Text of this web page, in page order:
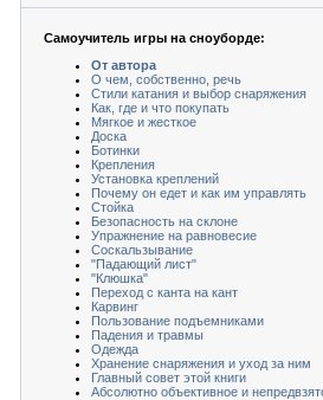
Самоучитель игры на сноуборде:
От автора
О чем, собственно, речь
Стили катания и выбор снаряжения
Как, где и что покупать
Мягкое и жесткое
Доска
Ботинки
Крепления
Установка креплений
Почему он едет и как им управлять
Стойка
Безопасность на склоне
Упражнение на равновесие
Соскальзывание
"Падающий лист"
"Клюшка"
Переход с канта на кант
Карвинг
Пользование подъемниками
Падения и травмы
Одежда
Хранение снаряжения и уход за ним
Главный совет этой книги
Абсолютно объективное и